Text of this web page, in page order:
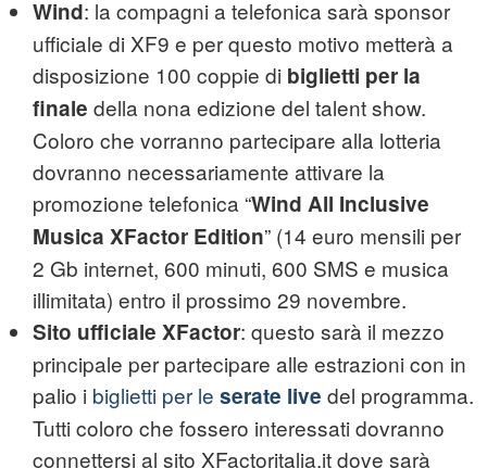
Wind: la compagni a telefonica sarà sponsor
ufficiale di XF9 e per questo motivo metterà a
disposizione 100 coppie di biglietti per la
finale della nona edizione del talent show.
Coloro che vorranno partecipare alla lotteria
dovranno necessariamente attivare la
promozione telefonica “Wind All Inclusive
Musica XFactor Edition” (14 euro mensili per
2 Gb internet, 600 minuti, 600 SMS e musica
illimitata) entro il prossimo 29 novembre.
Sito ufficiale XFactor: questo sarà il mezzo
principale per partecipare alle estrazioni con in
palio i biglietti per le serate live del programma.
Tutti coloro che fossero interessati dovranno
connettersi al sito XFactoritalia.it dove sarà